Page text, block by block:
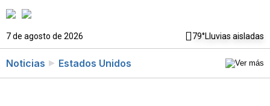
7 de agosto de 2026 79°Lluvias aisladas
Noticias Estados Unidos